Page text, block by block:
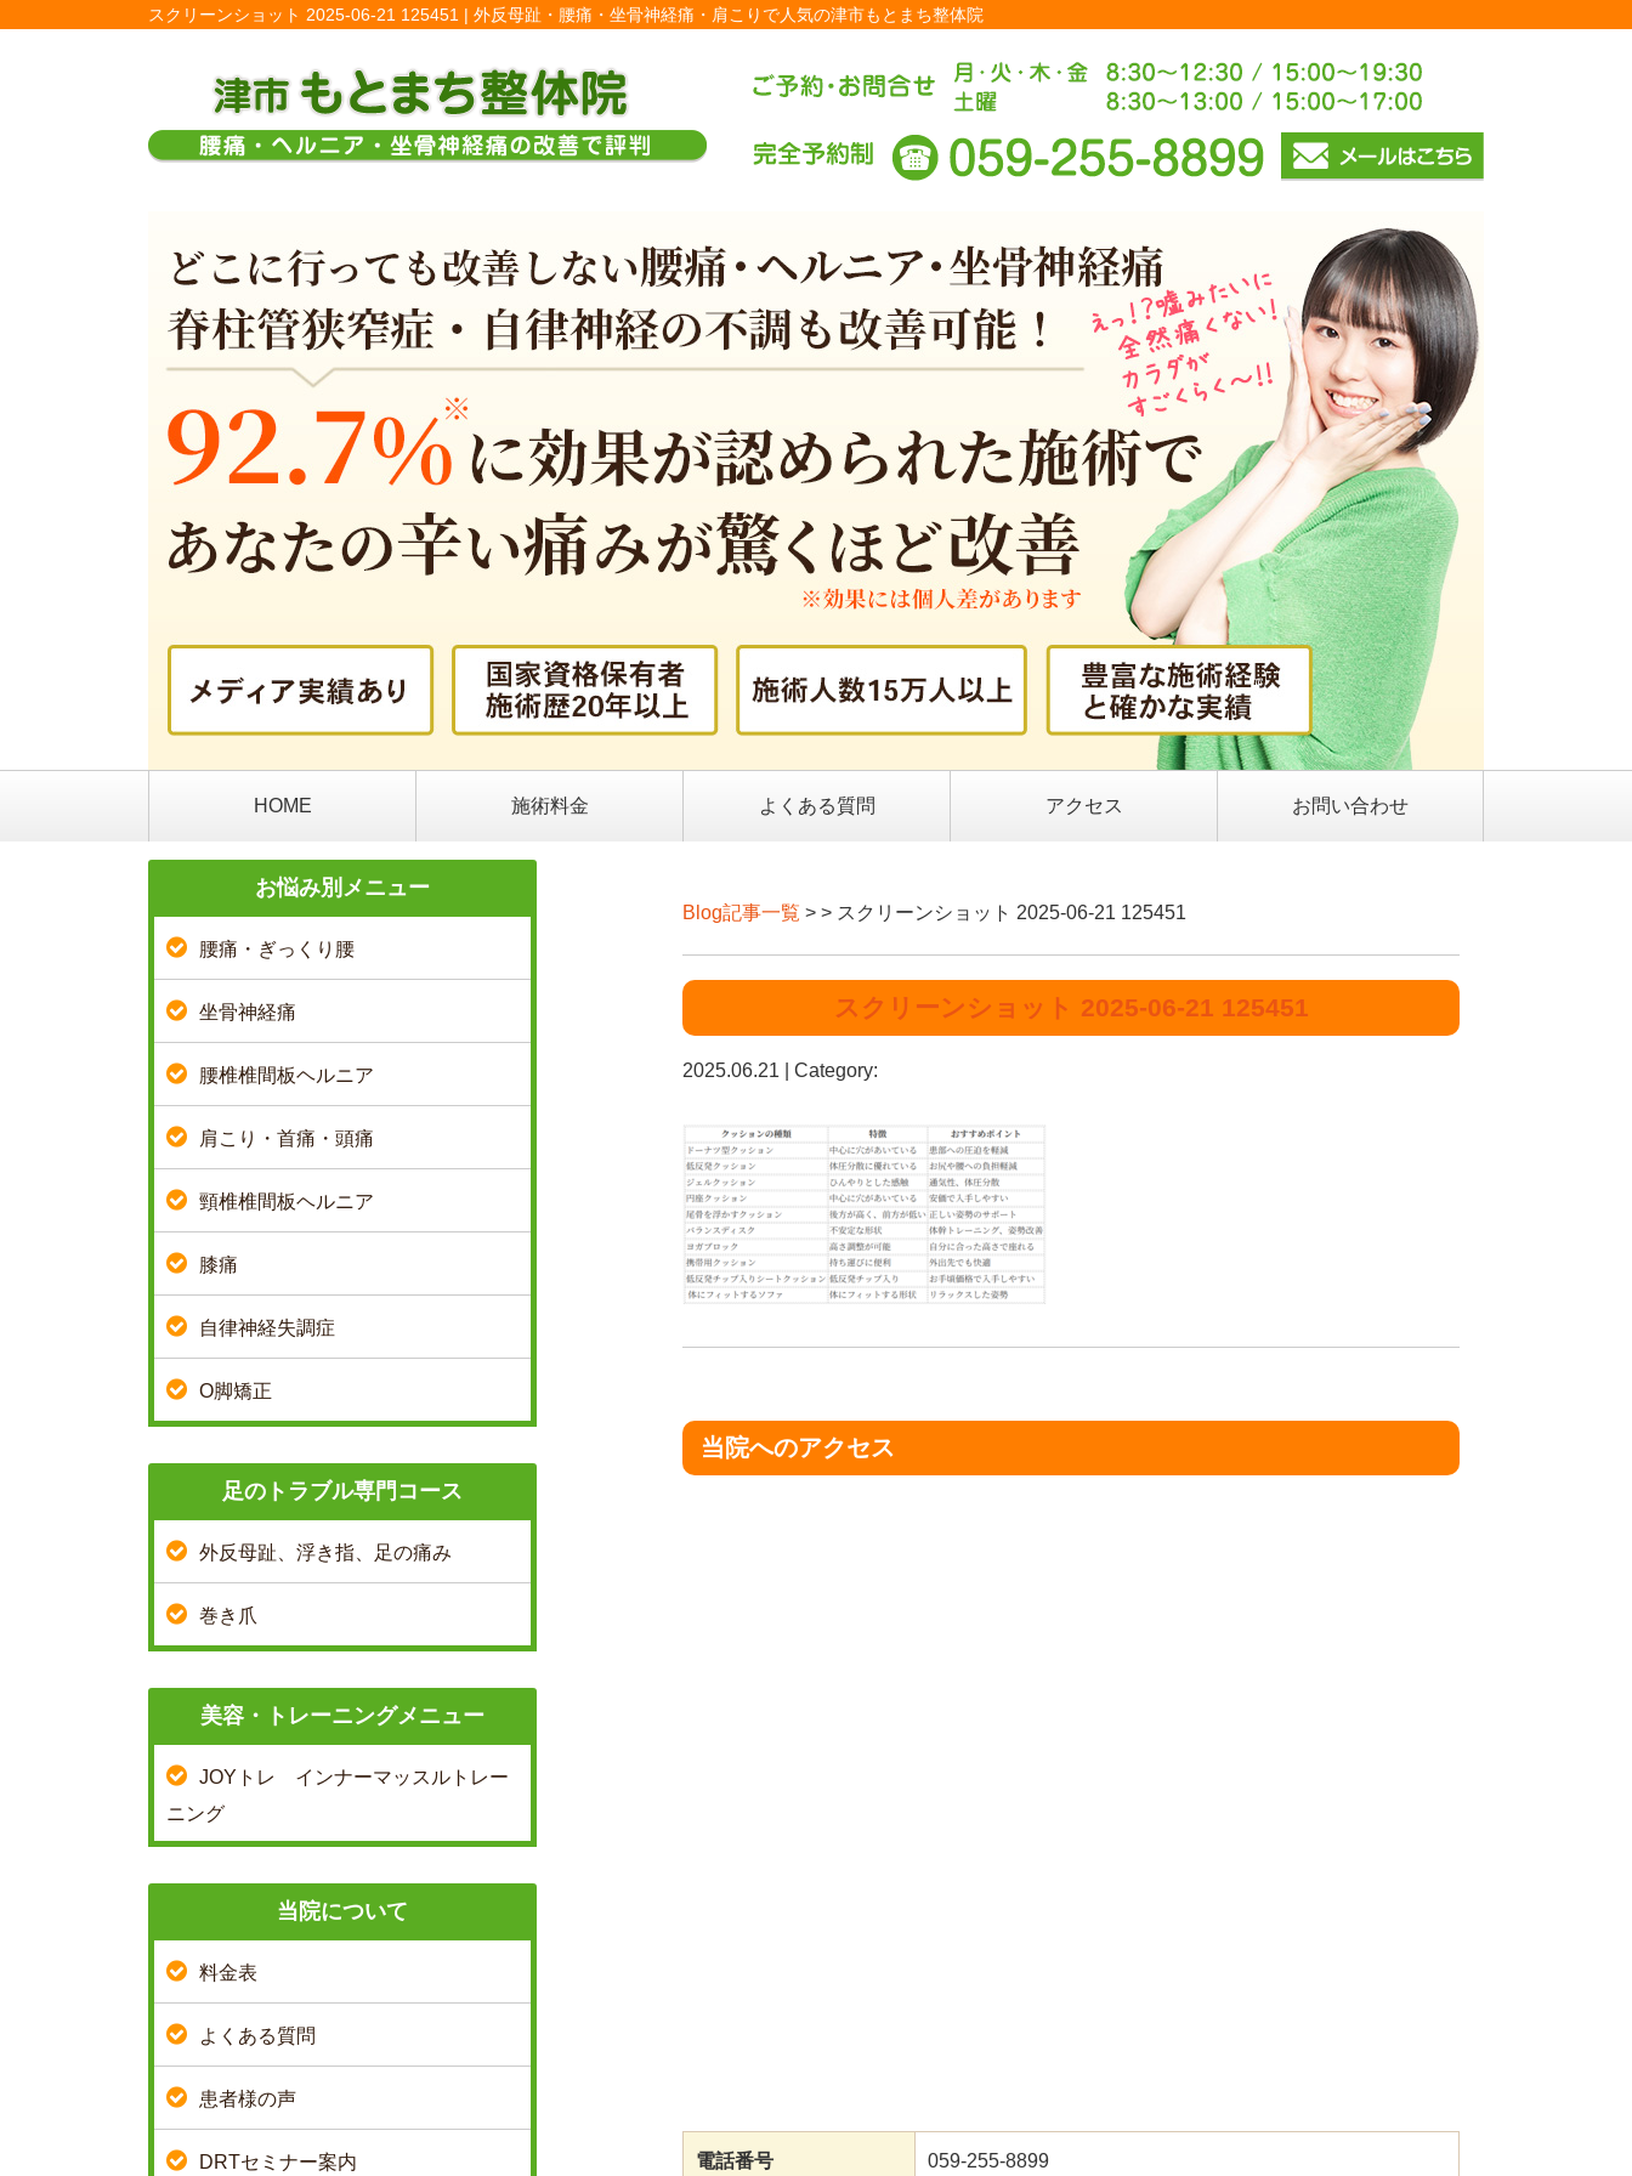
スクリーンショット 2025-06-21 125451 | 外反母趾・腰痛・坐骨神経痛・肩こりで人気の津市もとまち整体院
HOME 施術料金 よくある質問 アクセス お問い合わせ
Blog記事一覧 > > スクリーンショット 2025-06-21 125451
スクリーンショット 2025-06-21 125451
2025.06.21 | Category:
当院へのアクセス
電話番号 059-255-8899
お悩み別メニュー
腰痛・ぎっくり腰
坐骨神経痛
腰椎椎間板ヘルニア
肩こり・首痛・頭痛
頸椎椎間板ヘルニア
膝痛
自律神経失調症
O脚矯正
足のトラブル専門コース
外反母趾、浮き指、足の痛み
巻き爪
美容・トレーニングメニュー
JOYトレ インナーマッスルトレー
ニング
当院について
料金表
よくある質問
患者様の声
DRTセミナー案内